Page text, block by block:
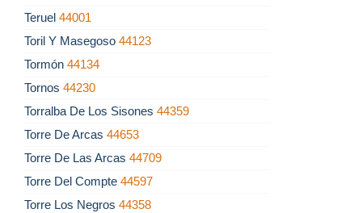
Teruel 44001
Toril Y Masegoso 44123
Tormón 44134
Tornos 44230
Torralba De Los Sisones 44359
Torre De Arcas 44653
Torre De Las Arcas 44709
Torre Del Compte 44597
Torre Los Negros 44358